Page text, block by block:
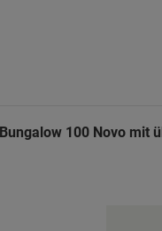
Bungalow 100 Novo mit